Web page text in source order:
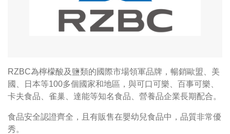
RZBC為檸檬酸及鹽類的國際市場領軍品牌，暢銷歐盟、美
國、日本等100多個國家和地區，與可口可樂、百事可樂、
卡夫食品、雀巢、達能等知名食品、營養品企業長期配合。
食品安全認證齊全，且有販售在嬰幼兒食品中，品質非常優
秀。